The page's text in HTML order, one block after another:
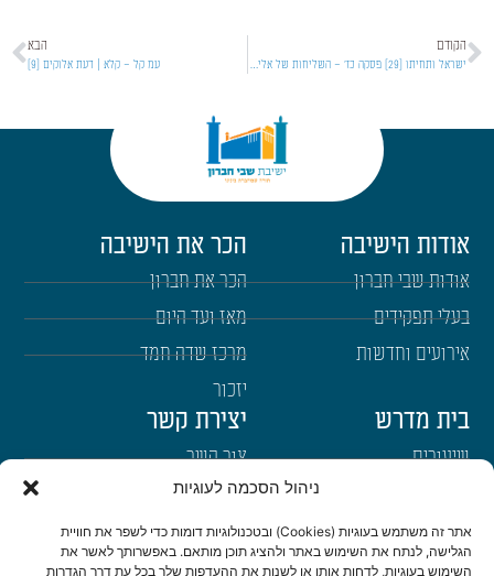
ניהול הסכמה לעוגיות
אתר זה משתמש בעוגיות (Cookies) ובטכנולוגיות דומות כדי לשפר את חוויית
הגלישה, לנתח את השימוש באתר ולהציג תוכן מותאם. באפשרותך לאשר את
השימוש בעוגיות, לדחות אותן או לשנות את ההעדפות שלך בכל עת דרך הגדרות
הקודם
ישראל ותחיתו [29] פסקה כז' – השליחות של אליהו הנביא בסיפור של עמ"י
הבא
עמ קל – קלא | דעת אלוקים [9]
אודות הישיבה
אודות שבי חברון
בעלי תפקידים
אירועים וחדשות
הכר את הישיבה
הכר את חברון
מאז ועד היום
מרכז שדה חמד
יזכור
בית מדרש
שיעורים
ימי עיון
יצירת קשר
צור קשר
הרשמה לשבו"ש
היה שותף
דרכי הגעה